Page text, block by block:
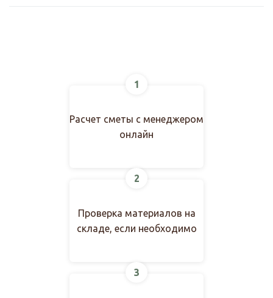
1
Расчет сметы с менеджером
онлайн
2
Проверка материалов на
складе, если необходимо
3